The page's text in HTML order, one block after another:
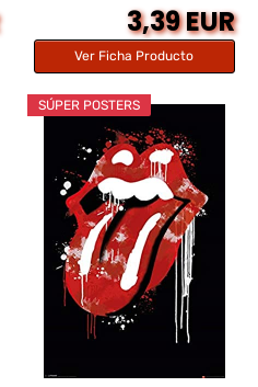
3,39 EUR
Ver Ficha Producto
SÚPER POSTERS